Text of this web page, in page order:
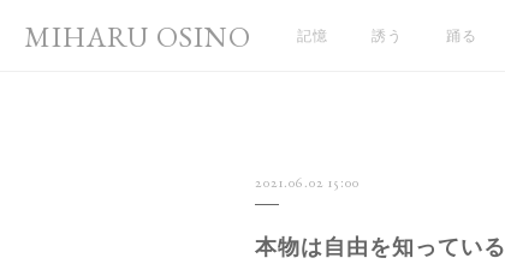
MIHARU OSINO 記憶 誘う 踊る
2021.06.02 15:00
本物は自由を知っている